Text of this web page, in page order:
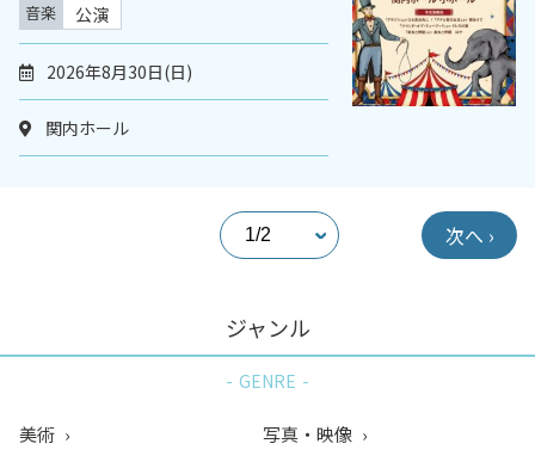
音楽 公演
2026年8月30日(日)
関内ホール
次へ ›
ジャンル
GENRE
美術
写真・映像